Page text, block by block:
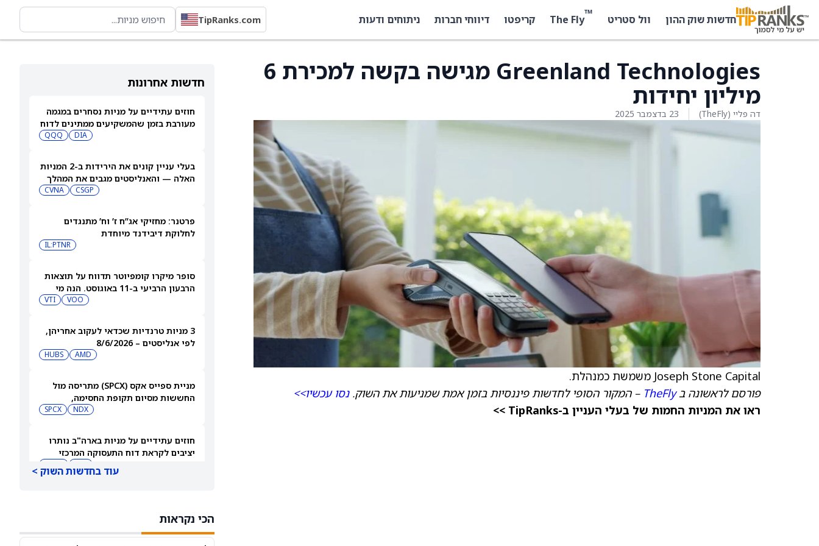
חדשות שוק ההון וול סטריט ™
The Fly קריפטו דיווחי חברות ניתוחים ודעות TipRanks.com
חדשות אחרונות
חוזים עתידיים על מניות נסחרים במגמה
מעורבת בזמן שהמשקיעים ממתינים לדוח
DIA
QQQ
בעלי עניין קונים את הירידות ב-2 המניות
האלה — והאנליסטים מגבים את המהלך
CSGP
CVNA
פרטנר: מחזיקי אג”ח ז’ וח’ מתנגדים
לחלוקת דיבידנד מיוחדת
IL:PTNR
סופר מיקרו קומפיוטר תדווח על תוצאות
הרבעון הרביעי ב-11 באוגוסט. הנה מי
VOO
VTI
3 מניות טרנדיות שכדאי לעקוב אחריהן,
לפי אנליסטים – 8/6/2026
AMD
HUBS
מניית ספייס אקס (SPCX) מתריסה מול
החששות מסיום תקופת החסימה,
NDX
SPCX
חוזים עתידיים על מניות בארה"ב נותרו
יציבים לקראת דוח התעסוקה המרכזי
עוד בחדשות השוק >
הכי נקראות
Greenland Technologies מגישה בקשה למכירת 6
מיליון יחידות
דה פליי (TheFly) 23 בדצמבר 2025
Joseph Stone Capital משמשת כמנהלת.
פורסם לראשונה בTheFly – המקור הסופי לחדשות פיננסיות בזמן אמת שמניעות את השוק.נסו עכשיו>>
ראו את המניות החמות של בעלי העניין ב-TipRanks >>